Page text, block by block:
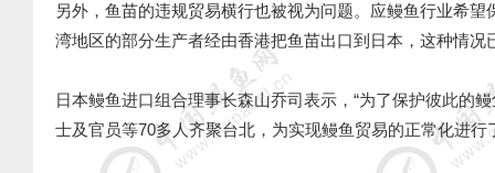
另外，鱼苗的违规贸易横行也被视为问题。应鳗鱼行业希
湾地区的部分生产者经由香港把鱼苗出口到日本，这种情
日本鳗鱼进口组合理事长森山乔司表示，“为了保护彼此的
士及官员等70多人齐聚台北，为实现鳗鱼贸易的正常化进